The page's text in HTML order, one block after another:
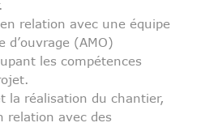
relation avec une équipe
d’ouvrage (AMO)
les compétences
la réalisation du chantier,
relation avec des